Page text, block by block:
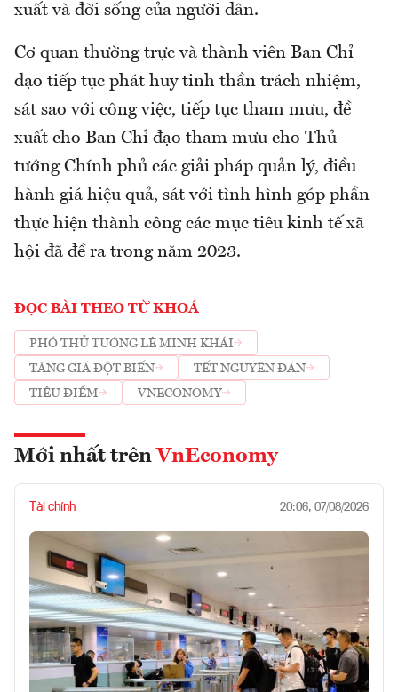
xuất và đời sống của người dân.
Cơ quan thường trực và thành viên Ban Chỉ
đạo tiếp tục phát huy tinh thần trách nhiệm,
sát sao với công việc, tiếp tục tham mưu, đề
xuất cho Ban Chỉ đạo tham mưu cho Thủ
tướng Chính phủ các giải pháp quản lý, điều
hành giá hiệu quả, sát với tình hình góp phần
thực hiện thành công các mục tiêu kinh tế xã
hội đã đề ra trong năm 2023.
ĐỌC BÀI THEO TỪ KHOÁ
PHÓ THỦ TƯỚNG LÊ MINH KHÁI
TĂNG GIÁ ĐỘT BIẾN
TẾT NGUYÊN ĐÁN
TIÊU ĐIỂM
VNECONOMY
Mới nhất trên VnEconomy
Tài chính 20:06, 07/08/2026